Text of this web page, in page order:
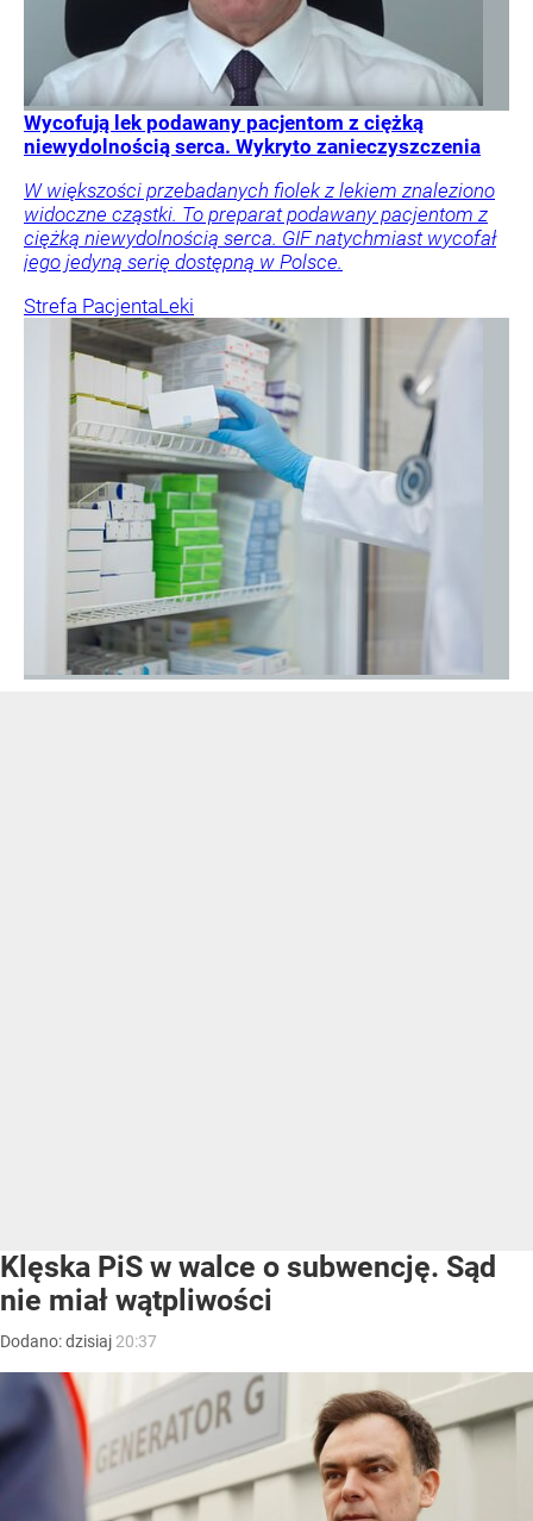
Wycofują lek podawany pacjentom z ciężką
niewydolnością serca. Wykryto zanieczyszczenia
W większości przebadanych fiolek z lekiem znaleziono
widoczne cząstki. To preparat podawany pacjentom z
ciężką niewydolnością serca. GIF natychmiast wycofał
jego jedyną serię dostępną w Polsce.
Strefa PacjentaLeki
Klęska PiS w walce o subwencję. Sąd
nie miał wątpliwości
Dodano:dzisiaj 20:37